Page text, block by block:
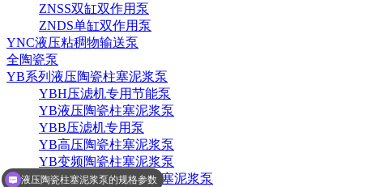
ZNSS双缸双作用泵
ZNDS单缸双作用泵
YNC液压粘稠物输送泵
全陶瓷泵
YB系列液压陶瓷柱塞泥浆泵
YBH压滤机专用节能泵
YB液压陶瓷柱塞泥浆泵
YBB压滤机专用泵
YB高压陶瓷柱塞泥浆泵
YB变频陶瓷柱塞泥浆泵
YB不锈钢耐腐陶瓷柱塞泥浆泵
液压陶瓷柱塞泥浆泵的规格参数